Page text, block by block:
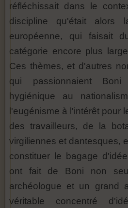
réfléchissait dans le
discipline qu'était alors
européenne, qui faisait
catégorie encore plus
Ces thèmes, et d'autres
qui passionnaient Boni
hygiénique au
l'eugénisme à l'intérêt pour
des travailleurs, de la
virgiliennes et dantesques,
constituer le bagage
ont fait de Boni non
archéologue et un grand
véritable concentré